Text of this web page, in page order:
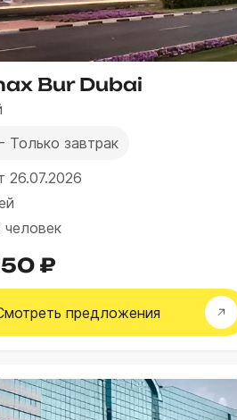
Bur Dubai
Только завтрак
26.07.2026
₽
предложения